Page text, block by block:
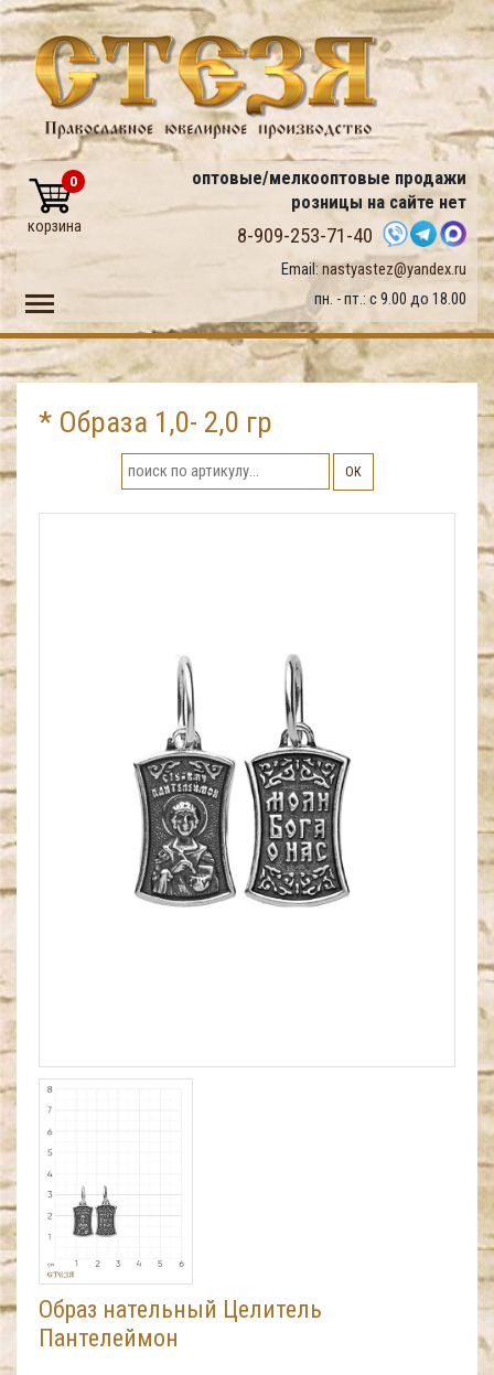
оптовые/мелкооптовые продажи
розницы на сайте нет
8-909-253-71-40
Email: nastyastez@yandex.ru
пн. - пт.: с 9.00 до 18.00
0
корзина
Toggle main menu visibility
* Образа 1,0- 2,0 гр
ОК
Образ нательный Целитель
Пантелеймон